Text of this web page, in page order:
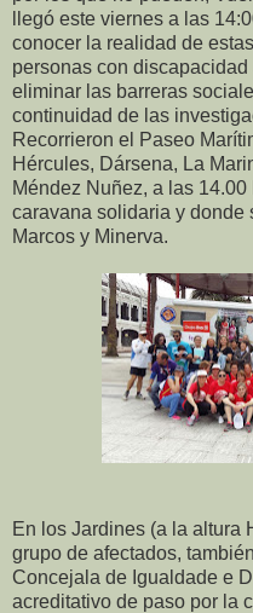
llegó este viernes a las
conocer la realidad de
personas con
eliminar las barreras
continuidad de las
Recorrieron el Paseo
Hércules, Dársena, La
Méndez Nuñez, a las
caravana solidaria y donde
Marcos y Minerva.
En los Jardines (a la altura
grupo de afectados,
Concejala de Igualdade e
acreditativo de paso por la